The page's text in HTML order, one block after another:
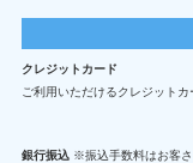
クレジットカード
ご利用いただけるクレジットカ
銀行振込 ※振込手数料はお客さ